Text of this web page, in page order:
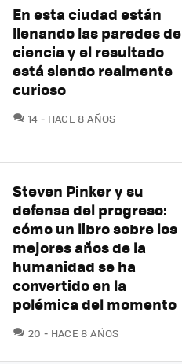
En esta ciudad están
llenando las paredes de
ciencia y el resultado
está siendo realmente
curioso
14 COMENTARIOS
HACE 8 AÑOS
Steven Pinker y su
defensa del progreso:
cómo un libro sobre los
mejores años de la
humanidad se ha
convertido en la
polémica del momento
20 COMENTARIOS
HACE 8 AÑOS